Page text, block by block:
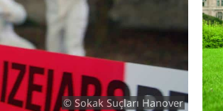
© Sokak Suçları Hanover